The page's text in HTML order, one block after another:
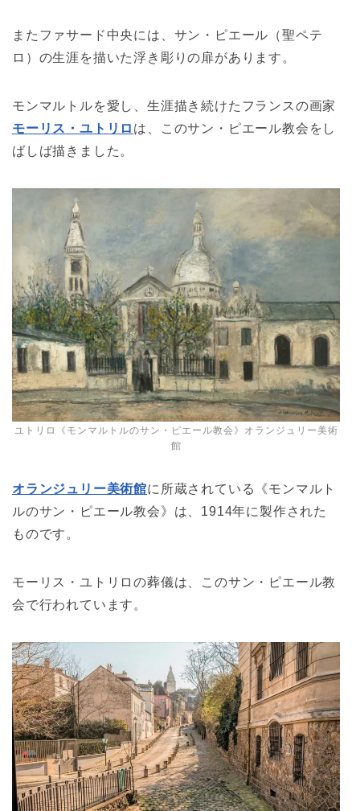
またファサード中央には、サン・ピエール（聖ペテ
ロ）の生涯を描いた浮き彫りの扉があります。
モンマルトルを愛し、生涯描き続けたフランスの画家
モーリス・ユトリロ は、このサン・ピエール教会をし
ばしば描きました。
ユトリロ《モンマルトルのサン・ピエール教会》オランジュリー美術
館
オランジュリー美術館に所蔵されている《モンマルト
ルのサン・ピエール教会》は、1914年に製作された
ものです。
モーリス・ユトリロの葬儀は、このサン・ピエール教
会で行われています。